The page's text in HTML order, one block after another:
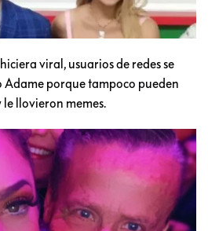
viral, usuarios de redes se
porque tampoco pueden
le llovieron memes.